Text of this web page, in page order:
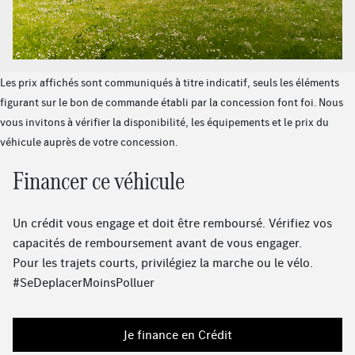
MBUX système multimédia
Climatisation automatique THERMOTRONIC
Assistant de feux de route Plus
Projecteurs MULTIBEAM LED
Rampes de toit noires
Vide-poche sur la console centrale avec couvercle à
enrouleur
Kit carrosserie AMG
Sièges sport
Vitrage athermique foncé
Ecran média 10,25''
HANDS-FREE ACCESS
Les prix affichés sont communiqués à titre indicatif, seuls les éléments
figurant sur le bon de commande établi par la concession font foi. Nous
vous invitons à vérifier la disponibilité, les équipements et le prix du
véhicule auprès de votre concession.
Financer ce véhicule
Un crédit vous engage et doit être remboursé. Vérifiez vos
capacités de remboursement avant de vous engager.
Pour les trajets courts, privilégiez la marche ou le vélo.
#SeDeplacerMoinsPolluer
Je finance en Crédit